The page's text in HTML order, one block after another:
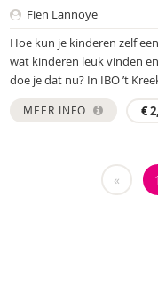
Fien Lannoye
Hoe kun je kinderen zelf
wat kinderen leuk vinden
doe je dat nu? In IBO ’t
MEER INFO €
« 1